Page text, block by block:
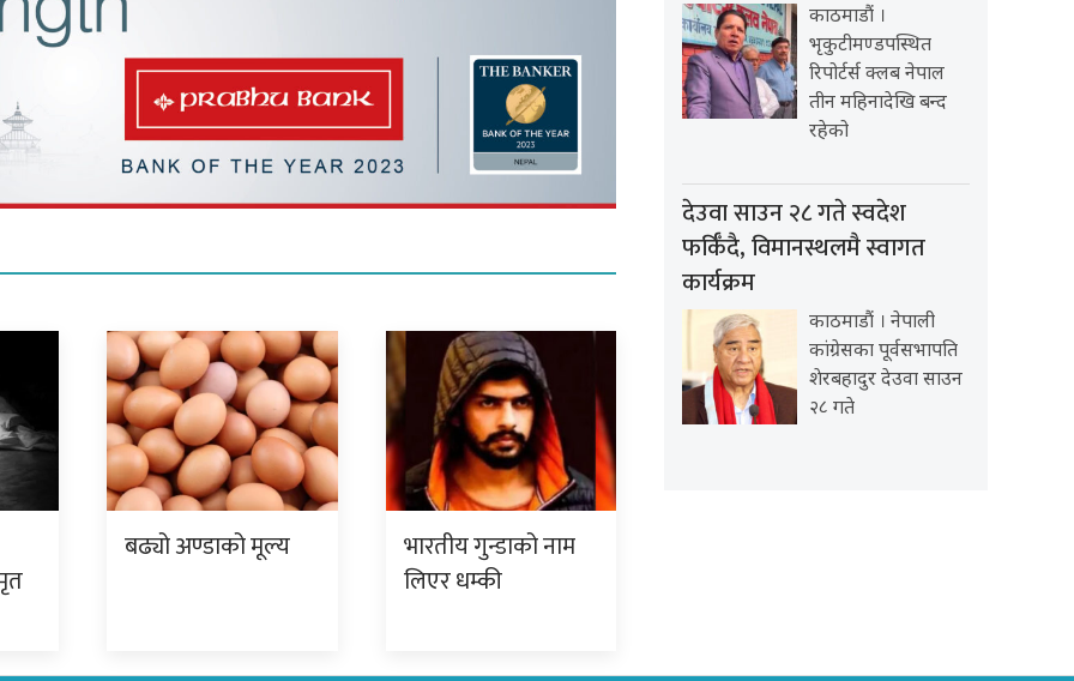
बढ्यो अण्डाको मूल्य
भारतीय गुन्डाको नाम
लिएर धम्की
काठमाडौं ।
भृकुटीमण्डपस्थित
रिपोर्टर्स क्लब नेपाल
तीन महिनादेखि बन्द
रहेको
देउवा साउन २८ गते स्वदेश
फर्किँदै, विमानस्थलमै स्वागत
कार्यक्रम
काठमाडौं । नेपाली
कांग्रेसका पूर्वसभापति
शेरबहादुर देउवा साउन
२८ गते